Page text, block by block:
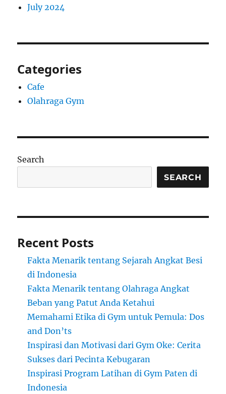
July 2024
Categories
Cafe
Olahraga Gym
Search
SEARCH
Recent Posts
Fakta Menarik tentang Sejarah Angkat Besi
di Indonesia
Fakta Menarik tentang Olahraga Angkat
Beban yang Patut Anda Ketahui
Memahami Etika di Gym untuk Pemula: Dos
and Don’ts
Inspirasi dan Motivasi dari Gym Oke: Cerita
Sukses dari Pecinta Kebugaran
Inspirasi Program Latihan di Gym Paten di
Indonesia